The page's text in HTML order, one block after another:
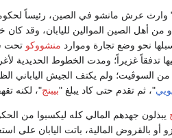
وارث عرش مانشو في الصين، رئيساً
من أهل الصين الموالين لليابان، وقد
نحو وضع تجارة وموارد منشووكو تحت
إليها تدفقاً غزيراً؛ ومدت الخطوط
السوڤيت؛ ولم يكتف الجيش الياباني
"، ثم تقدم حتى كاد يبلغ "بيبنج"، لكنه
يبذلون جهدهم المالي كله ليكسبوا من
أو بالقروض المالية، باتت اليابان على